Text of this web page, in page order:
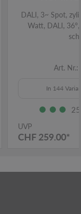
DALI, 3~ Spot,
Watt, DALI,
Art.
In 144
UVP
CHF 259.00*